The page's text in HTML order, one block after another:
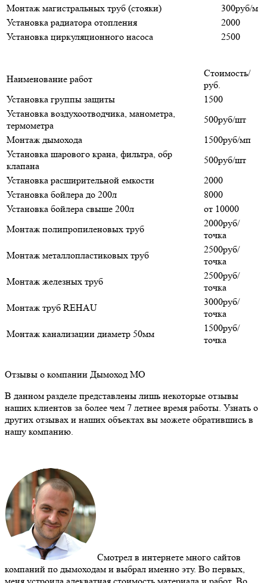
Монтаж магистральных труб (стояки)
300руб/м
Установка радиатора отопления
2000
Установка циркуляционного насоса
2500
Наименование работ
Стоимость/
руб.
Установка группы защиты
1500
Установка воздухоотводчика, манометра,
термометра
500руб/шт
Монтаж дымохода
1500руб/мп
Установка шарового крана, фильтра, обр
клапана
500руб/шт
Установка расширительной емкости
2000
Установка бойлера до 200л
8000
Установка бойлера свыше 200л
от 10000
Монтаж полипропиленовых труб
2000руб/
точка
Монтаж металлопластиковых труб
2500руб/
точка
Монтаж железных труб
2500руб/
точка
Монтаж труб REHAU
3000руб/
точка
Монтаж канализации диаметр 50мм
1500руб/
точка
Отзывы о компании Дымоход МО
В данном разделе представлены лишь некоторые отзывы
наших клиентов за более чем 7 летнее время работы. Узнать о
других отзывах и наших объектах вы можете обратившись в
нашу компанию.
Смотрел в интернете много сайтов
компаний по дымоходам и выбрал именно эту. Во первых,